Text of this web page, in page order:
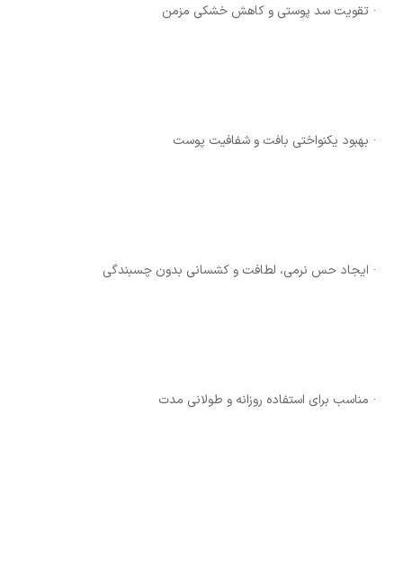
· تقویت سد پوستی و کاهش خشکی مزمن
· بهبود یکنواختی بافت و شفافیت پوست
· ایجاد حس نرمی، لطافت و کشسانی بدون چسبندگی
· مناسب برای استفاده روزانه و طولانی ‌مدت